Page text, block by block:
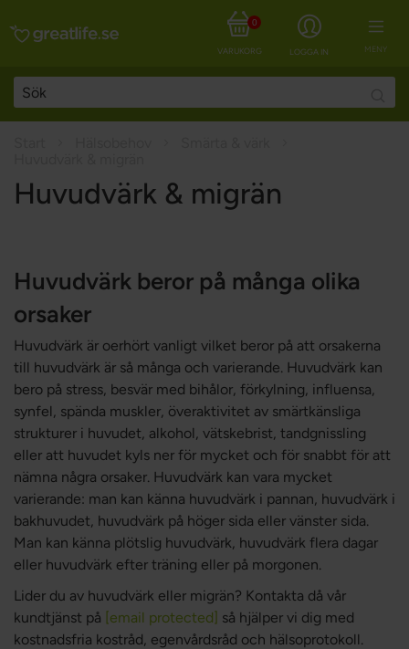
MENY
LOGGA IN
VARUKORG
0
Huvudvärk & migrän
Huvudvärk beror på många olika
orsaker
Huvudvärk är oerhört vanligt vilket beror på att orsakerna
till huvudvärk är så många och varierande. Huvudvärk kan
bero på stress, besvär med bihålor, förkylning, influensa,
synfel, spända muskler, överaktivitet av smärtkänsliga
strukturer i huvudet, alkohol, vätskebrist, tandgnissling
eller att huvudet kyls ner för mycket och för snabbt för att
nämna några orsaker. Huvudvärk kan vara mycket
varierande: man kan känna huvudvärk i pannan, huvudvärk i
bakhuvudet, huvudvärk på höger sida eller vänster sida.
Man kan känna plötslig huvudvärk, huvudvärk flera dagar
eller huvudvärk efter träning eller på morgonen.
Lider du av huvudvärk eller migrän? Kontakta då vår
kundtjänst på [email protected] så hjälper vi dig med
kostnadsfria kostråd, egenvårdsråd och hälsoprotokoll.